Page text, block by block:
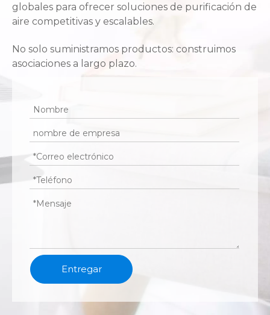
globales para ofrecer soluciones de purificación de
aire competitivas y escalables.
No solo suministramos productos: construimos
asociaciones a largo plazo.
Entregar